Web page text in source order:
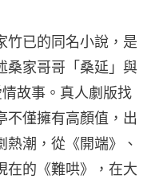
竹已的同名小說，是
桑家哥哥「桑延」與
故事。真人劇版找
不僅擁有高顏值，出
潮，從《開端》、
在的《難哄》，在大